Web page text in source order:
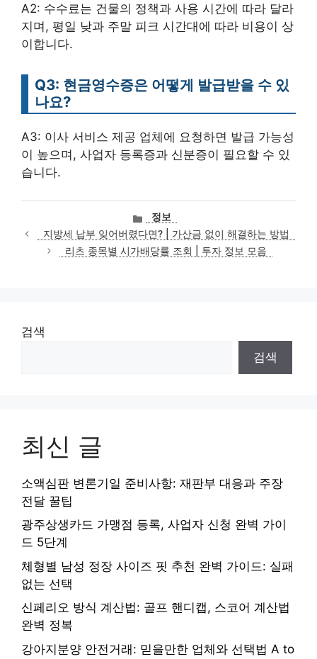
A2: 수수료는 건물의 정책과 사용 시간에 따라 달라
지며, 평일 낮과 주말 피크 시간대에 따라 비용이 상
이합니다.
Q3: 현금영수증은 어떻게 발급받을 수 있
나요?
A3: 이사 서비스 제공 업체에 요청하면 발급 가능성
이 높으며, 사업자 등록증과 신분증이 필요할 수 있
습니다.
카
테
고
리
정보
지방세 납부 잊어버렸다면? | 가산금 없이 해결하는 방법
리츠 종목별 시가배당률 조회 | 투자 정보 모음
검색
검색
최신 글
소액심판 변론기일 준비사항: 재판부 대응과 주장
전달 꿀팁
광주상생카드 가맹점 등록, 사업자 신청 완벽 가이
드 5단계
체형별 남성 정장 사이즈 핏 추천 완벽 가이드: 실패
없는 선택
신페리오 방식 계산법: 골프 핸디캡, 스코어 계산법
완벽 정복
강아지분양 안전거래: 믿을만한 업체와 선택법 A to